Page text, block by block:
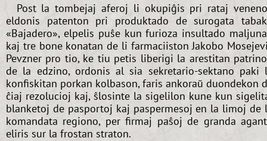
Post la tombejaj aferoj li okupiĝis pri rataj
eldonis patenton pri produktado de surogata
«Bajadero», elpelis puŝe kun furioza insultado
kaj tre bone konatan de li farmaciiston Jakobo
Pevzner pro tio, ke tiu petis liberigi la arestitan
de la edzino, ordonis al sia sekretario-sektano paki
konfiskitan porkan kolbason, faris ankoraŭ duondekon
ĉiaj rezolucioj kaj, ŝlosinte la sigelilon kune kun
blanketoj de pasportoj kaj paspermesoj en la limoj de
komandata regiono, per firmaj paŝoj de granda
eliris sur la frostan straton.